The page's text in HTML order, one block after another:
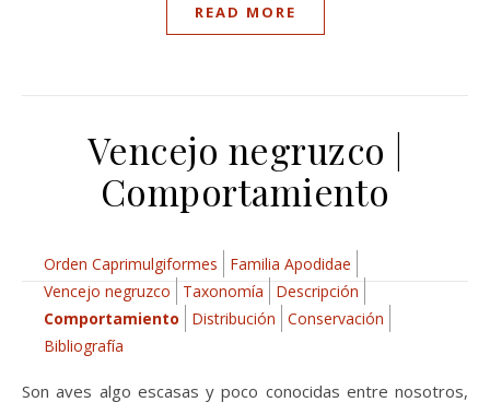
READ MORE
Vencejo negruzco |
Comportamiento
Orden Caprimulgiformes
Familia Apodidae
Vencejo negruzco
Taxonomía
Descripción
Comportamiento
Distribución
Conservación
Bibliografía
Son aves algo escasas y poco conocidas entre nosotros,